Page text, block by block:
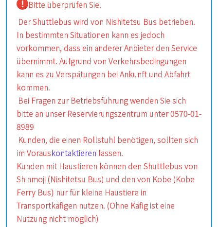
Bitte überprüfen Sie.
Der Shuttlebus wird von Nishitetsu Bus betrieben.
In bestimmten Situationen kann es jedoch
vorkommen, dass ein anderer Anbieter den Service
übernimmt. Aufgrund von Verkehrsbedingungen
kann es zu Verspätungen bei Ankunft und Abfahrt
kommen.
Bei Fragen zur Betriebsführung wenden Sie sich
bitte an unser Reservierungszentrum unter 0570-01-
8989
Kunden, die einen Rollstuhl benötigen, sollten sich
im Vorauskontaktieren lassen.
Kunden mit Haustieren können den Shuttlebus von
Shinmoji (Nishitetsu Bus) und den von Kobe (Kobe
Ferry Bus) nur für kleine Haustiere in
Transportkäfigen nutzen. (Ohne Käfig ist eine
Nutzung nicht möglich)